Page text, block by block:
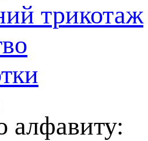
трикотаж
алфавиту: